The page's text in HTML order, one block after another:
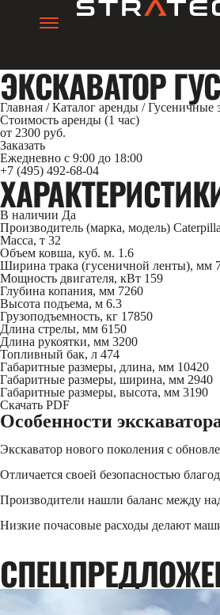
ЭКСКАВАТОР
Главная / Каталог аренды / Гусеничные
Стоимость аренды (1 час)
от 2300 руб.
Заказать
Ежедневно с 9:00 до 18:00
+7 (495) 492-68-04
В наличии Да
Производитель (марка, модель)
Масса, т 32
Объем ковша, куб. м. 1.6
Ширина трака (гусеничной ленты), мм
Мощность двигателя, кВт 159
Глубина копания, мм 7260
Высота подъема, м 6.3
Грузоподъемность, кг 17850
Длина стрелы, мм 6150
Длина рукоятки, мм 3200
Топливный бак, л 474
Габаритные размеры, длина, мм 10420
Габаритные размеры, ширина, мм 2940
Габаритные размеры, высота, мм 3190
Скачать PDF
Особенности
Экскаватор нового поколения с
Отличается своей безопасностью
Производители нашли баланс между
Низкие почасовые расходы делают